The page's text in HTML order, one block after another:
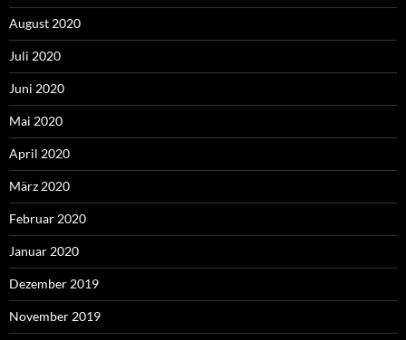
August 2020
Juli 2020
Juni 2020
Mai 2020
April 2020
März 2020
Februar 2020
Januar 2020
Dezember 2019
November 2019